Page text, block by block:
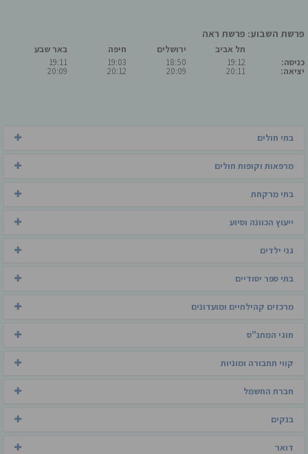
פרשת השבוע: פרשת ראה
כניסה:
יציאה:
תל אביב
19:12
20:11
ירושלים
18:50
20:09
חיפה
19:03
20:12
באר שבע
19:11
20:09
בתי חולים
מרפאות וקופות חולים
בתי מרקחת
ייעוץ הכוונה וסיוע
גני ילדים
בתי ספר יסודיים
מרכזים קהילתיים ומועדונים
חוגי המתנ"ס
קווי תחבורה ומוניות
חברת החשמל
בנקים
דואר